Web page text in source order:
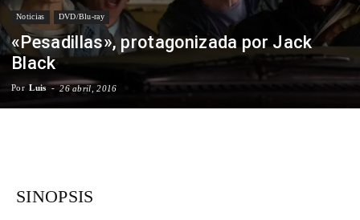
Noticias DVD/Blu-ray
«Pesadillas», protagonizada por Jack
Black
Por Luis - 26 abril, 2016
SINOPSIS